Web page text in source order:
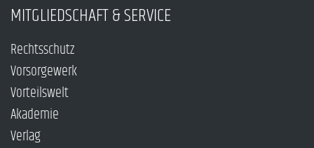
MITGLIEDSCHAFT & SERVICE
Rechtsschutz
Vorsorgewerk
Vorteilswelt
Akademie
Verlag